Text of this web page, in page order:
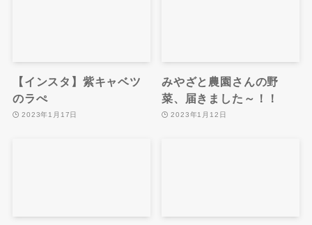
【インスタ】紫キャベツ
のラぺ
2023年1月17日
みやざと農園さんの野
菜、届きました～！！
2023年1月12日